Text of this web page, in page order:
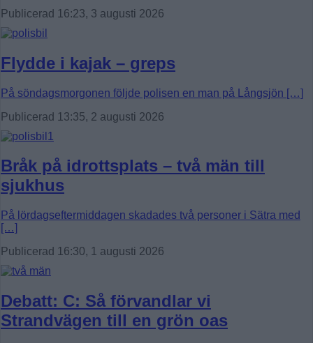
Publicerad 16:23, 3 augusti 2026
Flydde i kajak – greps
På söndagsmorgonen följde polisen en man på Långsjön […]
Publicerad 13:35, 2 augusti 2026
Bråk på idrottsplats – två män till
sjukhus
På lördagseftermiddagen skadades två personer i Sätra med
[…]
Publicerad 16:30, 1 augusti 2026
Debatt: C: Så förvandlar vi
Strandvägen till en grön oas